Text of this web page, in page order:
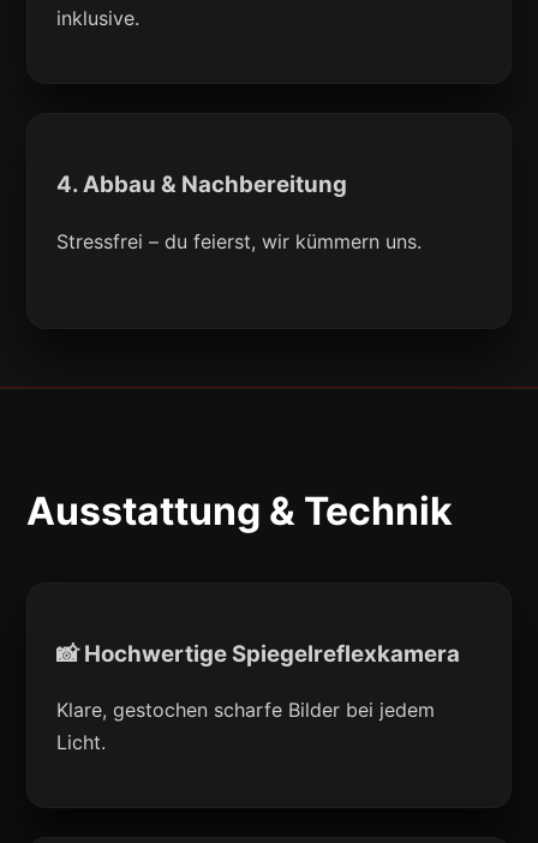
inklusive.
4. Abbau & Nachbereitung
Stressfrei – du feierst, wir kümmern uns.
Ausstattung & Technik
📸 Hochwertige Spiegelreflexkamera
Klare, gestochen scharfe Bilder bei jedem
Licht.